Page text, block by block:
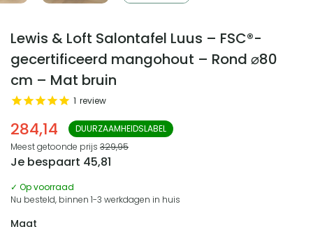
Lewis & Loft Salontafel Luus – FSC®-
gecertificeerd mangohout – Rond ⌀80
cm – Mat bruin
284,14 DUURZAAMHEIDSLABEL
1 review
Meest getoonde prijs 329,95
Je bespaart 45,81
✓ Op voorraad
Nu besteld, binnen 1-3 werkdagen in huis
Maat